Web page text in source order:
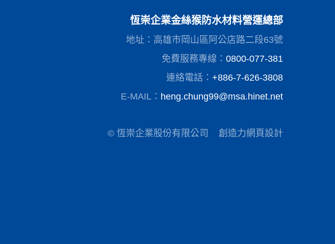
恆崇企業金絲猴防水材料營運總部
地址：高雄市岡山區阿公店路二段63號
免費服務專線： 0800-077-381
連絡電話： +886-7-626-3808
E-MAIL： heng.chung99@msa.hinet.net
© 恆崇企業股份有限公司 創造力網頁設計